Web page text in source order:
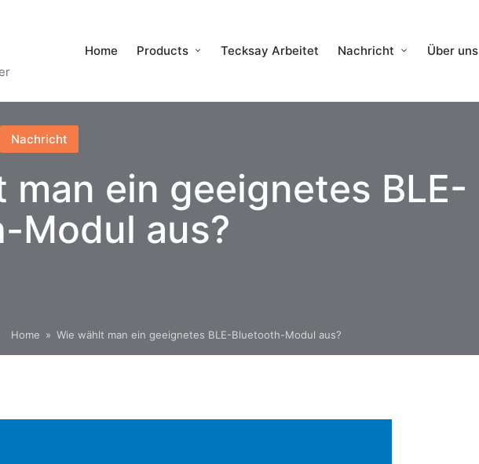
Home Products Tecksay Arbeitet Nachricht Über uns
Nachricht
man ein geeignetes BLE-
Modul aus?
Home » Wie wählt man ein geeignetes BLE-Bluetooth-Modul aus?